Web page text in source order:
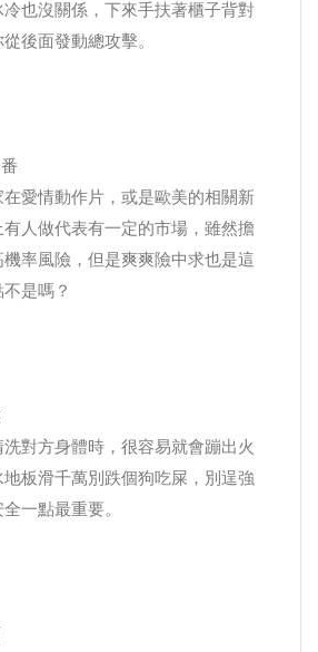
也沒關係，下來手扶著櫃子背對
後面發動總攻擊。
愛情動作片，或是歐美的相關新
人做代表有一定的市場，雖然擔
率風險，但是爽爽險中求也是這
是嗎？
對方身體時，很容易就會蹦出火
板滑千萬別跌個狗吃屎，別逞強
一點最重要。